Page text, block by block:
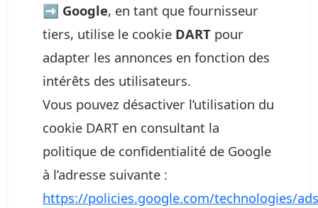
➡️ Google, en tant que fournisseur
tiers, utilise le cookie DART pour
adapter les annonces en fonction des
intérêts des utilisateurs.
Vous pouvez désactiver l’utilisation du
cookie DART en consultant la
politique de confidentialité de Google
à l’adresse suivante :
https://policies.google.com/technologies/